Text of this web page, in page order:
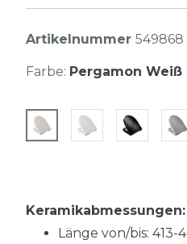
Artikelnummer 549868
Farbe: Pergamon Weiß
Keramikabmessungen:
Länge von/bis: 413-